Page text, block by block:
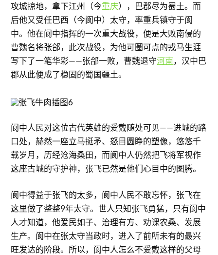
攻城掠地，拿下江州（今重庆），巴郡尽为蜀土。而
后他又受任巴西（今阆中）太守，率重兵镇守于阆
中。他在阆中指挥的一次重大战役，便是大败南侵的
曹魏名将张郃，此次战役，为他可圈可点的戎马生涯
写下了一笔华彩——张郃一败，曹魏退守河南，汉中巴
郡从此便成了稳固的蜀国疆土。
阆中人民对这位古代英雄的爱戴随处可见——进城的路
口处，赫然一座立马挺矛、怒目圆睁的塑像，悠悠千
载岁月，历经沧海桑田，而阆中人仍然把飞将军视作
这座古城的守护神，张飞已然是他们心目中的图腾。
阆中得益于张飞的太多，阆中人民不敢忘怀，张飞在
这里做了整整9年太守。世人只知张飞勇猛，只有阆中
人才知道，他爱民如子、治理有方、劝课农桑、发展
生产。阆中在张太守当政时，进入了前所未有的最兴
旺发达的阶段。所以，阆中人怎么不爱戴这样的父母